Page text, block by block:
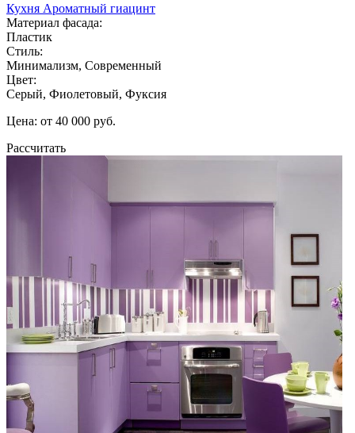
Кухня Ароматный гиацинт
Материал фасада:
Пластик
Стиль:
Минимализм, Современный
Цвет:
Серый, Фиолетовый, Фуксия
Цена: от 40 000 руб.
Рассчитать